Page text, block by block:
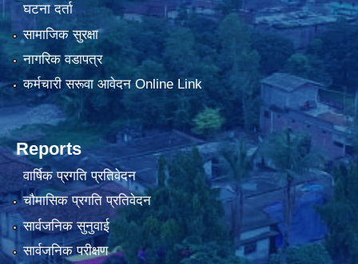
घटना दर्ता
सामाजिक सुरक्षा
नागरिक वडापत्र
कर्मचारी सरूवा आवेदन Online Link
Reports
वार्षिक प्रगति प्रतिवेदन
चौमासिक प्रगति प्रतिवेदन
सार्वजनिक सुनुवाई
सार्वजनिक परीक्षण